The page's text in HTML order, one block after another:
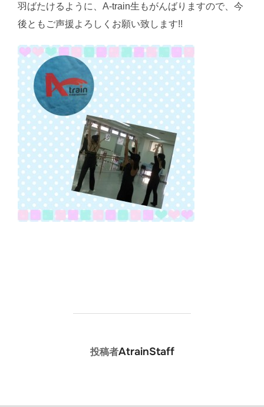
羽ばたけるように、A-train生もがんばりますので、今
後ともご声援よろしくお願い致します!!
投稿者
投稿者AtrainStaff